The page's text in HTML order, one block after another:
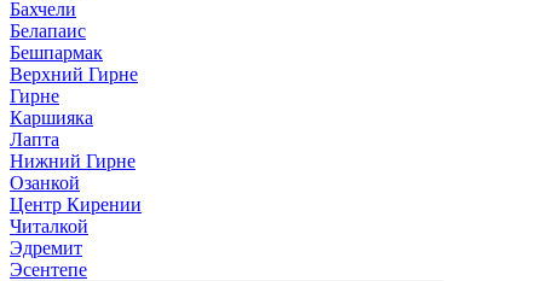
Бахчели
Белапаис
Бешпармак
Верхний Гирне
Гирне
Каршияка
Лапта
Нижний Гирне
Озанкой
Центр Кирении
Читалкой
Эдремит
Эсентепе